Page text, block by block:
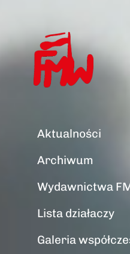
Aktualności
Archiwum
Wydawnictwa
Lista działaczy
Galeria